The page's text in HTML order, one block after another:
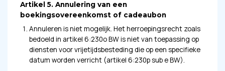
Artikel 5. Annulering van een
boekingsovereenkomst of cadeaubon
Annuleren is niet mogelijk. Het herroepingsrecht zoals
bedoeld in artikel 6:230o BW is niet van toepassing op
diensten voor vrijetijdsbesteding die op een specifieke
datum worden verricht (artikel 6:230p sub e BW).